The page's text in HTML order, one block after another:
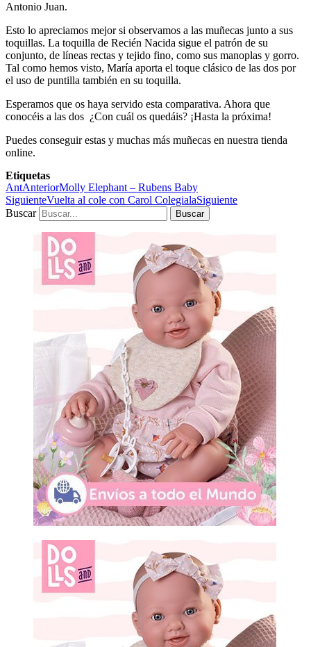
Antonio Juan.
Esto lo apreciamos mejor si observamos a las muñecas junto a sus
toquillas. La toquilla de Recién Nacida sigue el patrón de su
conjunto, de líneas rectas y tejido fino, como sus manoplas y gorro.
Tal como hemos visto, María aporta el toque clásico de las dos por
el uso de puntilla también en su toquilla.
Esperamos que os haya servido esta comparativa. Ahora que
conocéis a las dos ¿Con cuál os quedáis? ¡Hasta la próxima!
Puedes conseguir estas y muchas más muñecas en nuestra tienda
online.
Etiquetas
AntAnteriorMolly Elephant – Rubens Baby
SiguienteVuelta al cole con Carol ColegialaSiguiente
Buscar
Buscar